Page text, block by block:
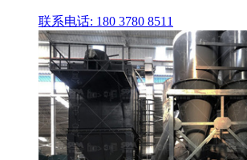
联系电话: 180 3780 8511